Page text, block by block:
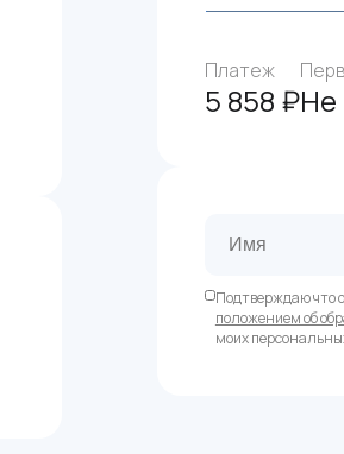
Платеж
5 858 ₽Не
Подтверждаю что
положением об
моих